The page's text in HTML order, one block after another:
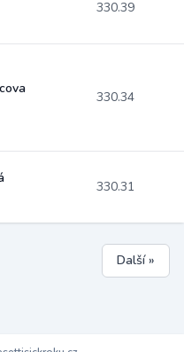
330.39
330.34
330.31
Další »